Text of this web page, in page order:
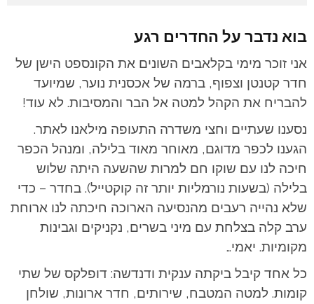
בוא נדבר על החדרים רגע
אני זוכר מימי בקלאבים השונים את הקונספט הישן של
חדר קטנטן וצפוף, ברמה של אכסנית נוער, שמיועד
להבריח את הקהל למטה אל הבר והמסיבות. לא עוד!
נסענו שעתיים וחצי משדרה התעופה מילאנו לאתר.
הגענו לכפר מדוגם, מאוחר מאוד בלילה, ומנהל הכפר
חיכה לנו עם שוקו חם למרות שהשעה היתה שלוש
בלילה (בשעות נורמליות יותר זה קוקטייל). בחדר – כדי
שלא נהייה רעבים מהנסיעה הארוכה חיכתה לנו ארוחת
ערב קלה בצלחת עם מיני בשרים, נקניקים וגבינות
מקומיות. יאמי…
כל אחד קיבל ביקתה ענקית ודנדשה: דופלקס של שתי
קומות. למטה המטבח, שירותים, חדר ארונות, שולחן